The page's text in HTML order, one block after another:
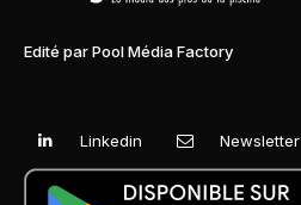
Edité par Pool Média Factory
Linkedin Newsletter